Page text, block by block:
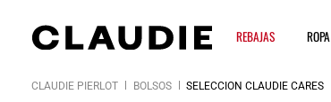
REBAJAS ROPA
CLAUDIE PIERLOT BOLSOS SELECCIÓN CLAUDIE CARES